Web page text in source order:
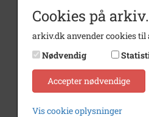
Cookies på
arkiv.dk anvender cookies
Nødvendig
Accepter nødvendige
Vis cookie oplysninger